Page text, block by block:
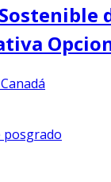
posgrado